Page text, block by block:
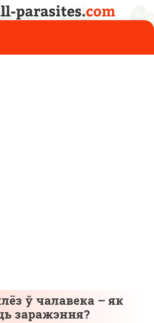
ў чалавека – як
заражэння?